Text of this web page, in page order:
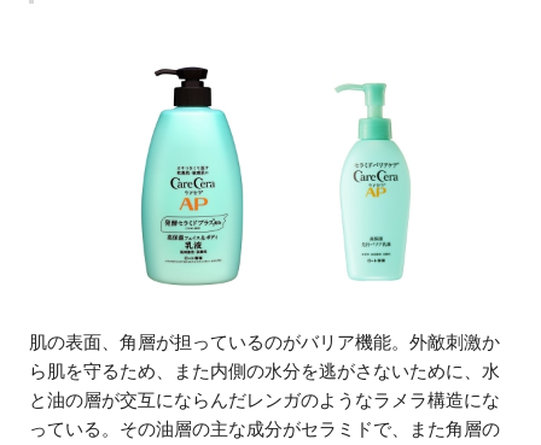
肌の表面、角層が担っているのがバリア機能。外敵刺激か
ら肌を守るため、また内側の水分を逃がさないために、水
と油の層が交互にならんだレンガのようなラメラ構造にな
っている。その油層の主な成分がセラミドで、また角層の